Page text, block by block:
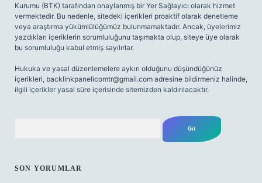
Kurumu (BTK) tarafından onaylanmış bir Yer Sağlayıcı olarak hizmet
vermektedir. Bu nedenle, sitedeki içerikleri proaktif olarak denetleme
veya araştırma yükümlülüğümüz bulunmamaktadır. Ancak, üyelerimiz
yazdıkları içeriklerin sorumluluğunu taşımakta olup, siteye üye olarak
bu sorumluluğu kabul etmiş sayılırlar.
Hukuka ve yasal düzenlemelere aykırı olduğunu düşündüğünüz
içerikleri, backlinkpanelicomtr@gmail.com adresine bildirmeniz halinde,
ilgili içerikler yasal süre içerisinde sitemizden kaldırılacaktır.
SON YORUMLAR